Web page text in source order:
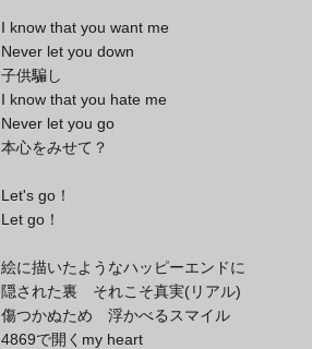
I know that you want me
Never let you down
子供騙し
I know that you hate me
Never let you go
本心をみせて？
Let's go！
Let go！
絵に描いたようなハッピーエンドに
隠された裏 それこそ真実(リアル)
傷つかぬため 浮かべるスマイル
4869で開くmy heart